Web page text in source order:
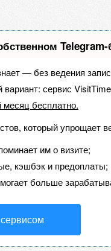
Telegram-
— без ведения
сервис
месяц бесплатно.
который упрощает
им о визите;
кэшбэк и предоплаты;
больше